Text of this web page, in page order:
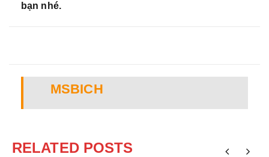
bạn nhé.
MSBICH
RELATED POSTS